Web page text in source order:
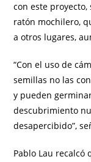
con este
ratón mochilero,
a otros lugares,
“Con el uso de
semillas no las
y pueden
descubrimiento
desapercibido”,
Pablo Lau recalcó